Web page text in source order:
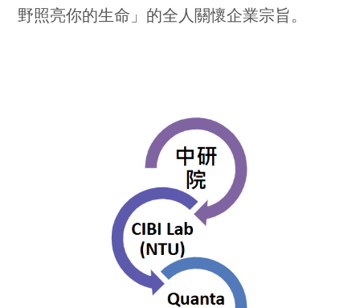
野照亮你的生命 」 的全人關懷企業宗旨。